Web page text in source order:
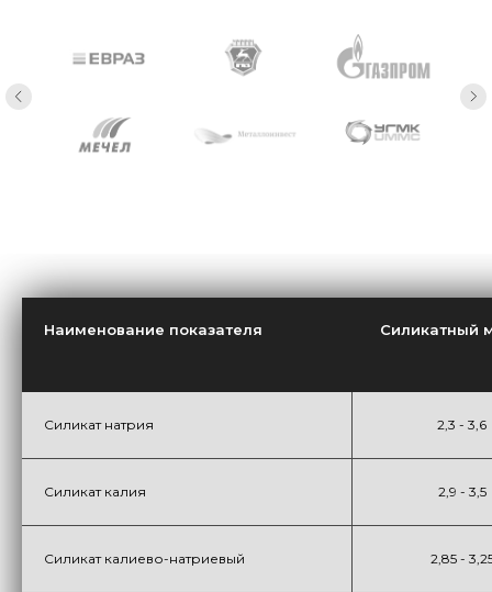
Наименование показателя Силикатный
Силикат натрия 2,3 - 3,6
Силикат калия 2,9 - 3,5
Силикат калиево-натриевый 2,85 -